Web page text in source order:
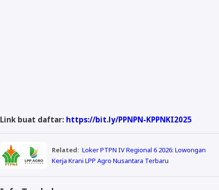
Link buat daftar: https://bit.ly/PPNPN-KPPNKI2025
Related: Loker PTPN IV Regional 6 2026: Lowongan
Kerja Krani LPP Agro Nusantara Terbaru